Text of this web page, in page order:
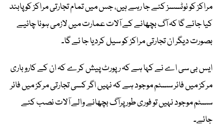
مراکز کو نوٹسسز کئے جا رہے ہیں، جس میں تمام تجارتی مراکز کو پابند
کیا جائے گا کہ آگ بچھانے کے آلات عمارت میں لازمی ہونا چائیے
بصورت دیگر ان تجارتی مراکز کو سیل کردیا جا ئے گا۔
ایس بی سی اے نے کہا ہے کہ رپورٹ پیش کرے کہ ان کے کاروباری
مرکز میں فائر سسٹم موجود ہے کہ نہیں اگر کسی تجارتی مرکز میں فائر
سسٹم موجود نہیں تو فوری طور پرآگ بچھانے والے آلات نصب کئے
جائے۔